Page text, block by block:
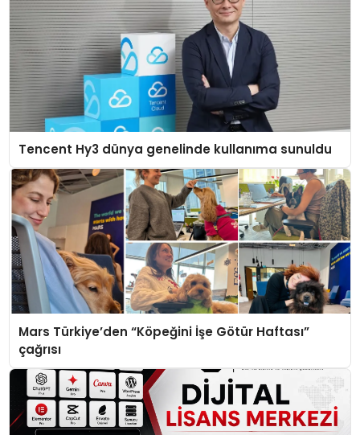
Tencent Hy3 dünya genelinde kullanıma sunuldu
Mars Türkiye’den “Köpeğini İşe Götür Haftası”
çağrısı